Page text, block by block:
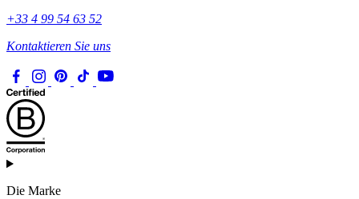
+33 4 99 54 63 52
Kontaktieren Sie uns
Die Marke